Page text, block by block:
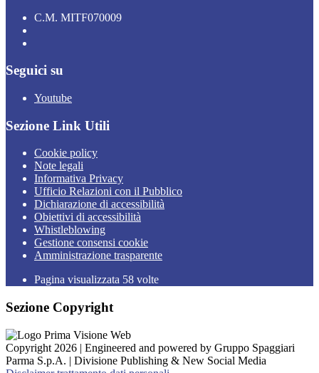
C.M. MITF070009
Seguici su
Youtube
Sezione Link Utili
Cookie policy
Note legali
Informativa Privacy
Ufficio Relazioni con il Pubblico
Dichiarazione di accessibilità
Obiettivi di accessibilità
Whistleblowing
Gestione consensi cookie
Amministrazione trasparente
Pagina visualizzata 58 volte
Sezione Copyright
Copyright 2026 | Engineered and powered by Gruppo Spaggiari
Parma S.p.A. | Divisione Publishing & New Social Media